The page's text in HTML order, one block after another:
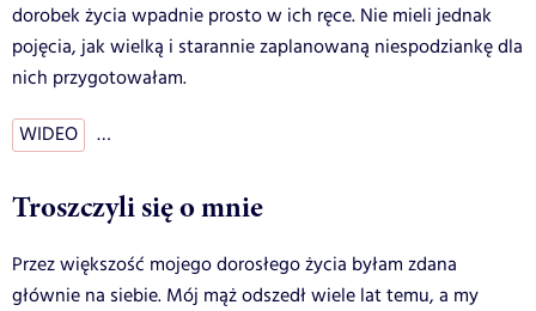
dorobek życia wpadnie prosto w ich ręce. Nie mieli jednak
pojęcia, jak wielką i starannie zaplanowaną niespodziankę dla
nich przygotowałam.
WIDEO …
Troszczyli się o mnie
Przez większość mojego dorosłego życia byłam zdana
głównie na siebie. Mój mąż odszedł wiele lat temu, a my